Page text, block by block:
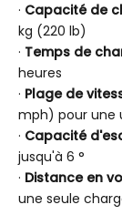
· Capacité de
kg (220 lb)
· Temps de
heures
· Plage de
mph) pour une
· Capacité
jusqu'à 6 °
· Distance en
une seule